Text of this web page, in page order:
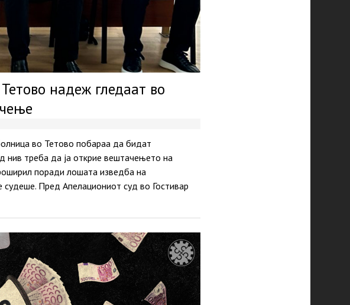
надеж гледаат во
во Тетово побараа да бидат
нив треба да ја открие вештачењето на
поради лошата изведба на
Пред Апелациониот суд во Гостивар